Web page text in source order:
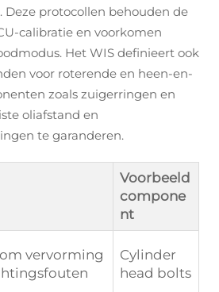
Deze protocollen behouden de
calibratie en voorkomen
Het WIS definieert ook
voor roterende en heen-en-
zoals zuigerringen en
oliafstand en
te garanderen.
Voorbeeld
compone
nt
vervorming
Cylinder
head bolts